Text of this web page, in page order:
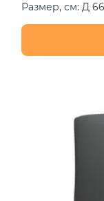
Размер, см: Д